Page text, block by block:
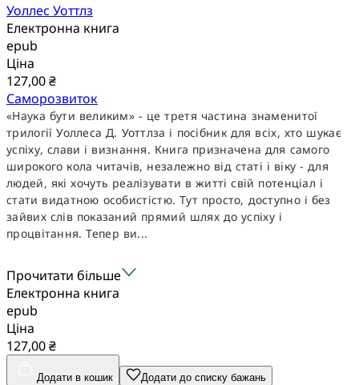
Уоллес Уоттлз
Електронна книга
epub
Ціна
127,00 ₴
Саморозвиток
«Наука бути великим» - це третя частина знаменитої
трилогії Уоллеса Д. Уоттлза і посібник для всіх, хто шукає
успіху, слави і визнання. Книга призначена для самого
широкого кола читачів, незалежно від статі і віку - для
людей, які хочуть реалізувати в житті свій потенціал і
стати видатною особистістю. Тут просто, доступно і без
зайвих слів показаний прямий шлях до успіху і
процвітання. Тепер ви...
Прочитати більше
Електронна книга
epub
Ціна
127,00 ₴
Додати в кошик Додати до списку бажань